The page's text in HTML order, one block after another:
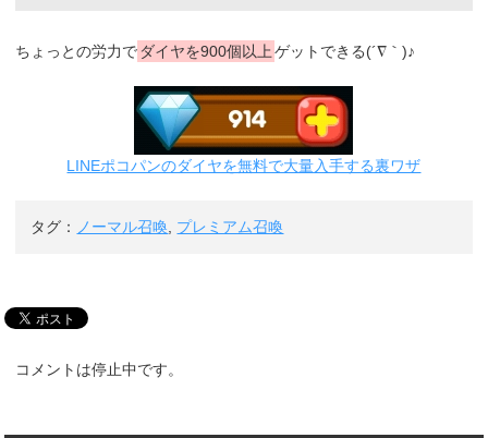
ちょっとの労力で ダイヤを900個以上 ゲットできる(´∇｀)♪
LINEポコパンのダイヤを無料で大量入手する裏ワザ
タグ： ノーマル召喚 プレミアム召喚
コメントは停止中です。